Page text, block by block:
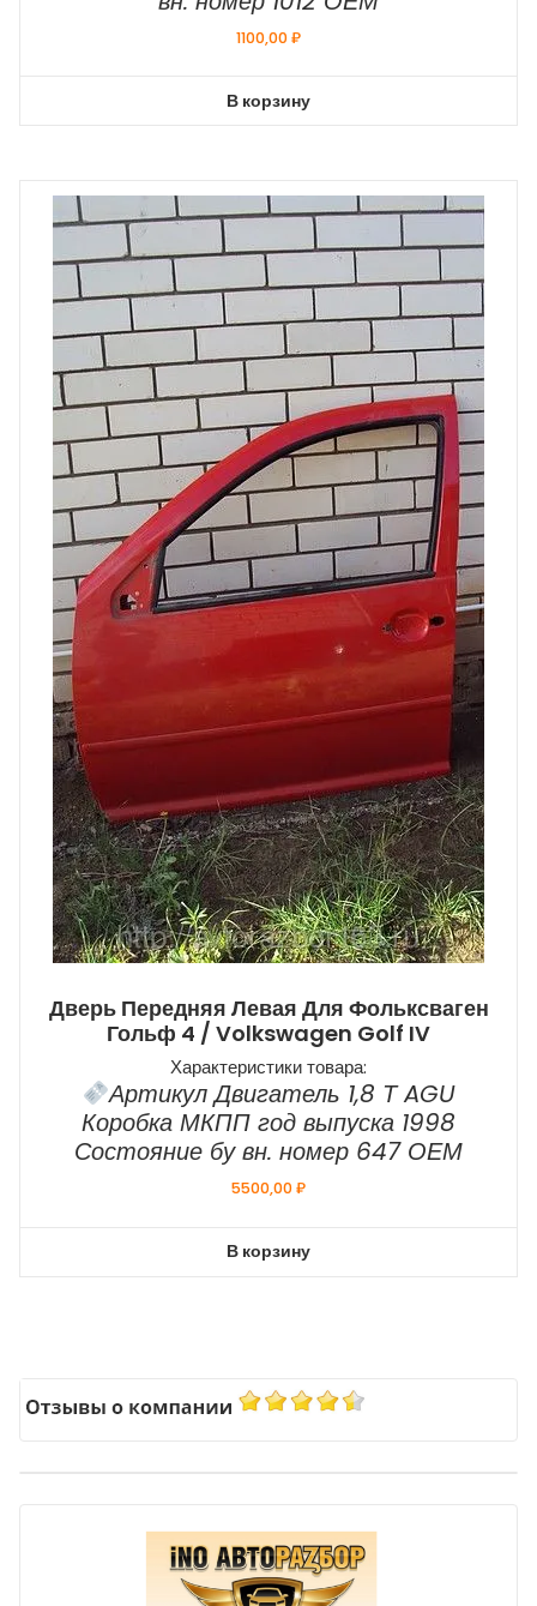
1100,00₽
В корзину
Дверь Передняя Левая Для Фольксваген
Гольф 4 / Volkswagen Golf IV
Характеристики товара:
Артикул Двигатель 1,8 Т AGU
Коробка МКПП год выпуска 1998
Состояние бу вн. номер 647 ОЕМ
5500,00₽
В корзину